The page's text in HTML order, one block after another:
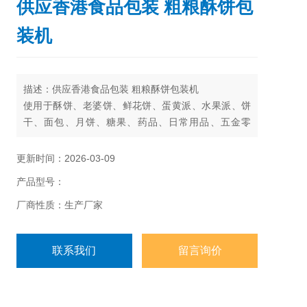
供应香港食品包装 粗粮酥饼包
装机
描述：供应香港食品包装 粗粮酥饼包装机
使用于酥饼、老婆饼、鲜花饼、蛋黄派、水果派、饼
干、面包、月饼、糖果、药品、日常用品、五金零
更新时间：2026-03-09
产品型号：
厂商性质：生产厂家
联系我们 留言询价